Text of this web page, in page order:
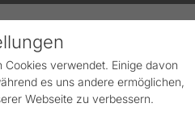
verwendet. Einige davon
es uns andere ermöglichen,
Webseite zu verbessern.